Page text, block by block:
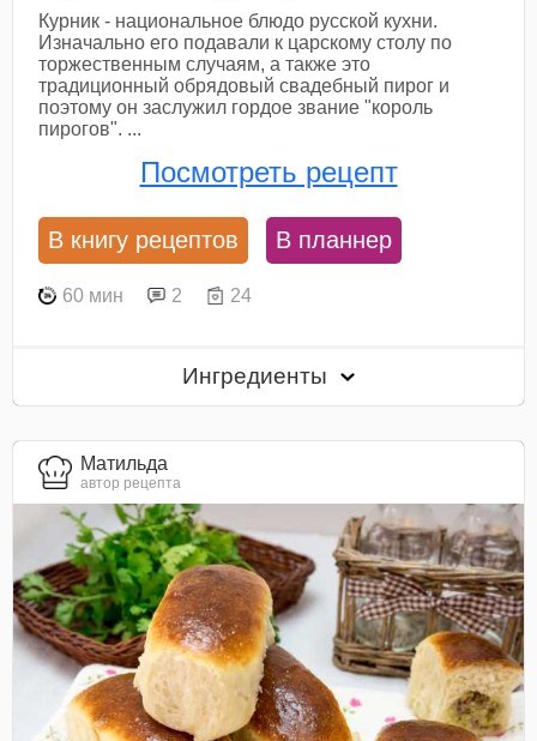
Курник - национальное блюдо русской кухни.
Изначально его подавали к царскому столу по
торжественным случаям, а также это
традиционный обрядовый свадебный пирог и
поэтому он заслужил гордое звание "король
пирогов". ...
Посмотреть рецепт
В книгу рецептов В планнер
60 мин 2 24
Ингредиенты
Матильда
автор рецепта